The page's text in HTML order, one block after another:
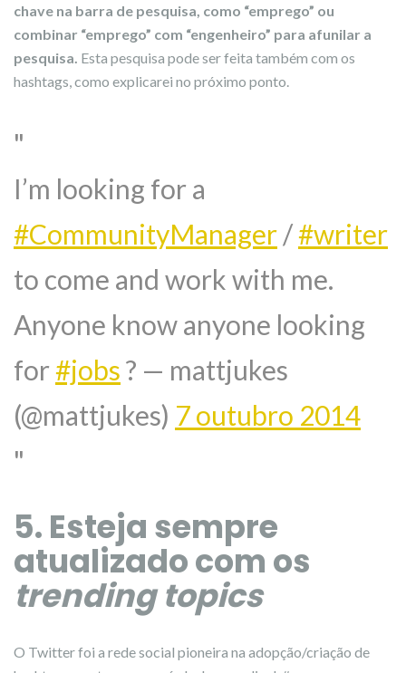
chave na barra de pesquisa, como “emprego” ou
combinar “emprego” com “engenheiro” para afunilar a
pesquisa. Esta pesquisa pode ser feita também com os
hashtags, como explicarei no próximo ponto.
I’m looking for a
#CommunityManager/#writer
to come and work with me.
Anyone know anyone looking
for#jobs? — mattjukes
(@mattjukes) 7 outubro 2014
5. Esteja sempre
atualizado com os
trending topics
O Twitter foi a rede social pioneira na adopção/criação de